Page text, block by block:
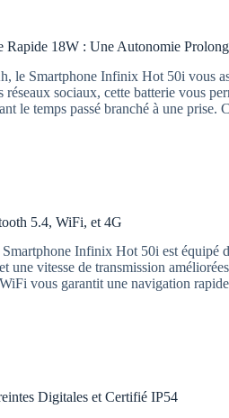
Rapide 18W : Une Autonomie
le Smartphone Infinix Hot 50i vous
réseaux sociaux, cette batterie vous
le temps passé branché à une
5.4, WiFi, et 4G
Infinix Hot 50i est équipé
une vitesse de transmission
vous garantit une navigation
Digitales et Certifié IP54